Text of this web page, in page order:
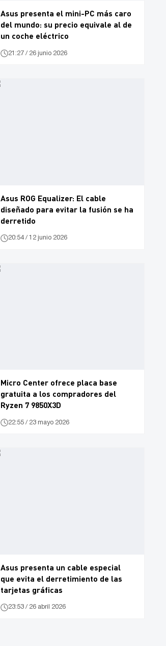
Asus presenta el mini-PC más caro
del mundo: su precio equivale al de
un coche eléctrico
21:27 / 26 junio 2026
Asus ROG Equalizer: El cable
diseñado para evitar la fusión se ha
derretido
20:54 / 12 junio 2026
Micro Center ofrece placa base
gratuita a los compradores del
Ryzen 7 9850X3D
22:55 / 23 mayo 2026
Asus presenta un cable especial
que evita el derretimiento de las
tarjetas gráficas
23:53 / 26 abril 2026